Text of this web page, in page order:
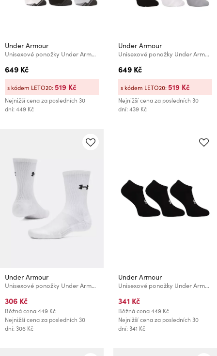
Under Armour
Unisexové ponožky Under Armour Unisex UA Perf Tech NS (6 párů)
649 Kč
Nejnižší cena za posledních 30
dní: 449 Kč
s kódem LETO20:519 Kč
Under Armour
Unisexové ponožky Under Armour Unisex UA Essential Low (6 párů)
649 Kč
Nejnižší cena za posledních 30
dní: 439 Kč
s kódem LETO20:519 Kč
Under Armour
Unisexové ponožky Under Armour UA Performance Cotton 3p Crw
306 Kč
Běžná cena449 Kč
Nejnižší cena za posledních 30
dní: 306 Kč
Under Armour
Unisexové ponožky Under Armour UA Performance Cotton 3pk NS
341 Kč
Běžná cena449 Kč
Nejnižší cena za posledních 30
dní: 341 Kč